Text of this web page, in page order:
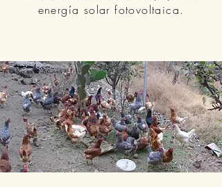
energía solar fotovoltaica.